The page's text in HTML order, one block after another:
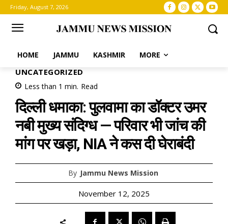
Friday, August 7, 2026
HOME JAMMU KASHMIR MORE
UNCATEGORIZED
Less than 1 min. Read
दिल्ली धमाका: पुलवामा का डॉक्टर उमर
नबी मुख्य संदिग्ध — परिवार भी जांच की
मांग पर खड़ा, NIA ने कस दी घेराबंदी
By Jammu News Mission
November 12, 2025